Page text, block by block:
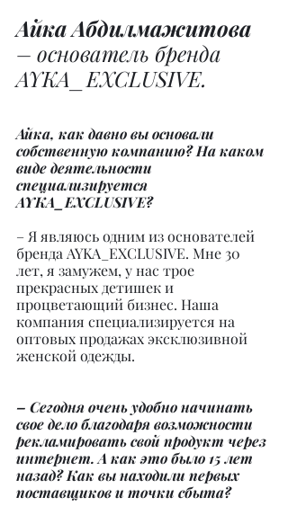
Айка Абдилмажитова
– основатель бренда
AYKA_EXCLUSIVE.
Айка, как давно вы основали
собственную компанию? На каком
виде деятельности
специализируется
AYKA_EXCLUSIVE?
– Я являюсь одним из основателей
бренда AYKA_EXCLUSIVE. Мне 30
лет, я замужем, у нас трое
прекрасных детишек и
процветающий бизнес. Наша
компания специализируется на
оптовых продажах эксклюзивной
женской одежды.
– Сегодня очень удобно начинать
свое дело благодаря возможности
рекламировать свой продукт через
интернет. А как это было 15 лет
назад? Как вы находили первых
поставщиков и точки сбыта?